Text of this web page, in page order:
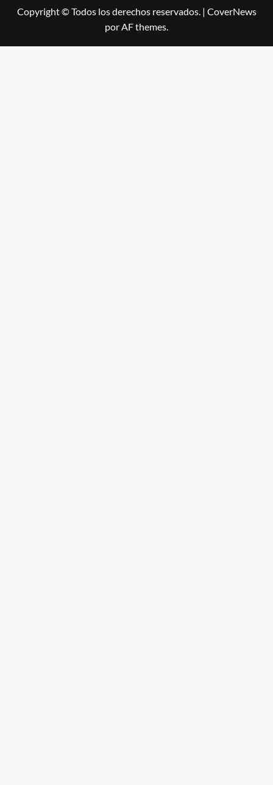
Copyright © Todos los derechos reservados. | CoverNews
por AF themes.